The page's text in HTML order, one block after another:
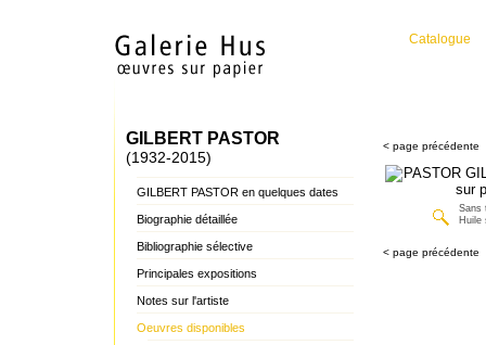
Catalogue
GILBERT PASTOR
(1932-2015)
GILBERT PASTOR en quelques dates
Biographie détaillée
Bibliographie sélective
Principales expositions
Notes sur l'artiste
Oeuvres disponibles
< page précédente
Sans
Huile
< page précédente